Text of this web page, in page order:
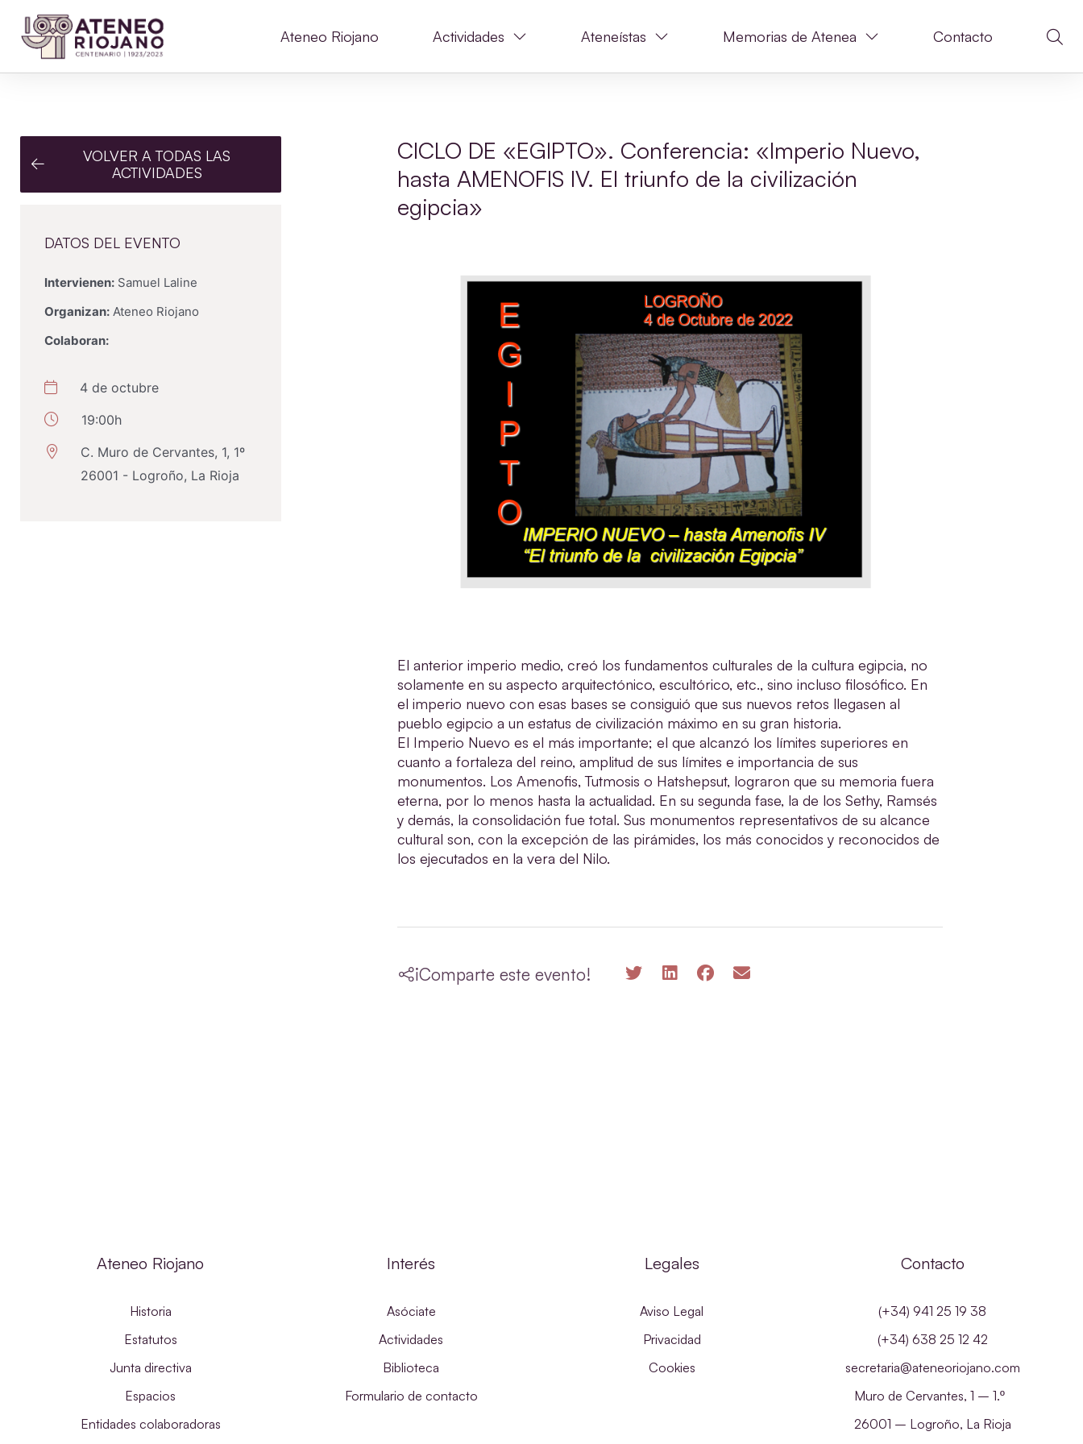
Ateneo Riojano Actividades Ateneístas Memorias de Atenea Contacto
VOLVER A TODAS LAS
ACTIVIDADES
DATOS DEL EVENTO
Intervienen: Samuel Laline
Organizan: Ateneo Riojano
Colaboran:
4 de octubre
19:00h
C. Muro de Cervantes, 1, 1º
26001 - Logroño, La Rioja
CICLO DE «EGIPTO». Conferencia: «Imperio Nuevo,
hasta AMENOFIS IV. El triunfo de la civilización
egipcia»
El anterior imperio medio, creó los fundamentos culturales de la cultura egipcia, no
solamente en su aspecto arquitectónico, escultórico, etc., sino incluso filosófico. En
el imperio nuevo con esas bases se consiguió que sus nuevos retos llegasen al
pueblo egipcio a un estatus de civilización máximo en su gran historia.
El Imperio Nuevo es el más importante; el que alcanzó los límites superiores en
cuanto a fortaleza del reino, amplitud de sus límites e importancia de sus
monumentos. Los Amenofis, Tutmosis o Hatshepsut, lograron que su memoria fuera
eterna, por lo menos hasta la actualidad. En su segunda fase, la de los Sethy, Ramsés
y demás, la consolidación fue total. Sus monumentos representativos de su alcance
cultural son, con la excepción de las pirámides, los más conocidos y reconocidos de
los ejecutados en la vera del Nilo.
¡Comparte este evento!
Ateneo Riojano
Historia
Estatutos
Junta directiva
Espacios
Entidades colaboradoras
Interés
Asóciate
Actividades
Biblioteca
Formulario de contacto
Legales
Aviso Legal
Privacidad
Cookies
Contacto
(+34) 941 25 19 38
(+34) 638 25 12 42
secretaria@ateneoriojano.com
Muro de Cervantes, 1 – 1.º
26001 – Logroño, La Rioja